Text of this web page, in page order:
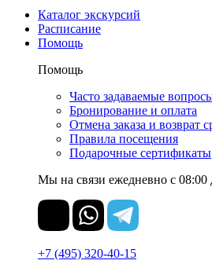
Каталог экскурсий
Расписание
Помощь
Помощь
Часто задаваемые
Бронирование и оплата
Отмена заказа и возврат
Правила посещения
Подарочные сертификаты
Мы на связи ежедневно с 08:00
+7 (495) 320-40-15